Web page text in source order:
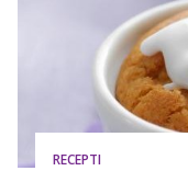
RECEPTI